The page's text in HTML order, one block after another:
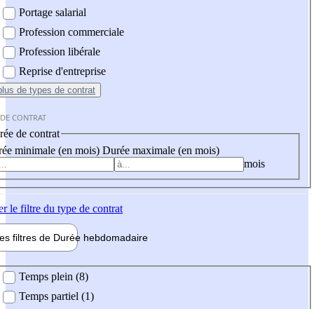
Portage salarial
Profession commerciale
Profession libérale
Reprise d'entreprise
de types de contrat
CONTRAT
de contrat
minimale (en mois) Durée maximale (en mois)
mois
le filtre du type de contrat
filtres de Durée hebdomadaire
Temps plein (8)
Temps partiel (1)